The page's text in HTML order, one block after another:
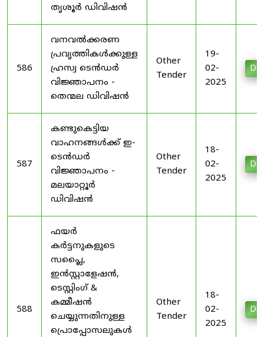
തൃശൂർ ഡിവിഷൻ
586
വനവൽക്കരണ
പ്രവൃത്തികൾക്കുള്ള
ഹ്രസ്വ ടെൻഡർ
വിജ്ഞാപനം -
തെന്മല ഡിവിഷൻ
Other
Tender
19-
02-
2025
587
കണ്ടുകെട്ടിയ
വാഹനങ്ങൾക്ക് ഇ-
ടെൻഡർ
വിജ്ഞാപനം -
മലയാറ്റൂർ
ഡിവിഷൻ
Other
Tender
18-
02-
2025
588
ഫയർ
കർട്ടനുകളുടെ
സപ്ലൈ,
ഇൻസ്റ്റാളേഷൻ,
ടെസ്റ്റിംഗ് &
കമ്മീഷൻ
ചെയ്യുന്നതിനുള്ള
പ്രൊപ്പോസലുകൾ
Other
Tender
18-
02-
2025